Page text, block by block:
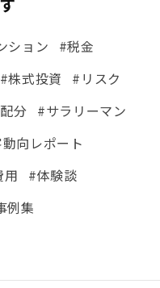
ション
#税金
#株式投資
#リスク
分 #サラリーマン
向レポート
用
#体験談
例集
やすさ発見！